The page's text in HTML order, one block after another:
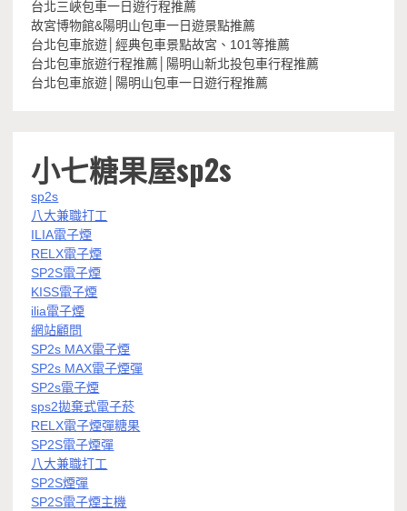
台北三峽包車一日遊行程推薦
故宮博物館&陽明山包車一日遊景點推薦
台北包車旅遊│經典包車景點故宮、101等推薦
台北包車旅遊行程推薦│陽明山新北投包車行程推薦
台北包車旅遊│陽明山包車一日遊行程推薦
小七糖果屋sp2s
sp2s
八大兼職打工
ILIA電子煙
RELX電子煙
SP2S電子煙
KISS電子煙
ilia電子煙
網站顧問
SP2s MAX電子煙
SP2s MAX電子煙彈
SP2s電子煙
sps2拋棄式電子菸
RELX電子煙彈糖果
SP2S電子煙彈
八大兼職打工
SP2S煙彈
SP2S電子煙主機